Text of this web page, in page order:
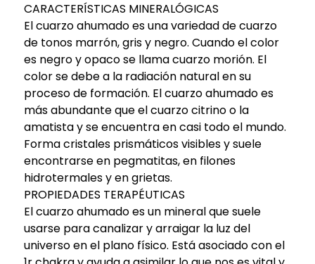
CARACTERÍSTICAS MINERALÓGICAS
El cuarzo ahumado es una variedad de cuarzo
de tonos marrón, gris y negro. Cuando el color
es negro y opaco se llama cuarzo morión. El
color se debe a la radiación natural en su
proceso de formación. El cuarzo ahumado es
más abundante que el cuarzo citrino o la
amatista y se encuentra en casi todo el mundo.
Forma cristales prismáticos visibles y suele
encontrarse en pegmatitas, en filones
hidrotermales y en grietas.
PROPIEDADES TERAPÉUTICAS
El cuarzo ahumado es un mineral que suele
usarse para canalizar y arraigar la luz del
universo en el plano físico. Está asociado con el